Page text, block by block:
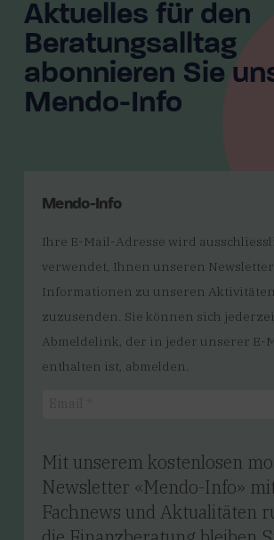
Aktuelles für den
Beratungsalltag
abonnieren Sie
Mendo-Info
Mendo-Info
Ihre E-Mail-Adresse wird
verwendet, Ihnen unseren
Informationen zu unseren Aktivitäten
zuzusenden. Sie können sich
Abmeldelink, der in jeder unserer E-
enthalten ist, abmelden.
Mit unserem kostenlosen
Newsletter «Mendo-Info»
Fachnews und Aktualitäten